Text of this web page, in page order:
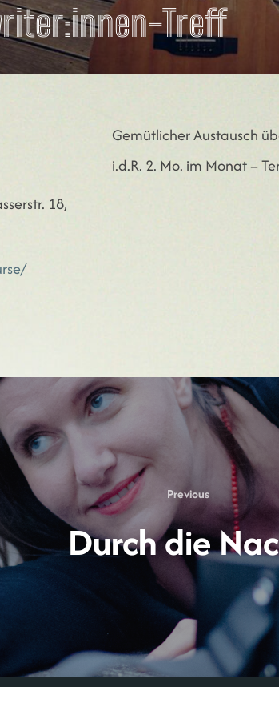
Treff
18,
Gemütlicher Austausch
i.d.R. 2. Mo. im Monat –
Previous
Previous
Durch die